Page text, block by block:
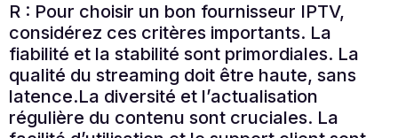
R : Pour choisir un bon fournisseur IPTV,
considérez ces critères importants. La
fiabilité et la stabilité sont primordiales. La
qualité du streaming doit être haute, sans
latence.La diversité et l’actualisation
régulière du contenu sont cruciales. La